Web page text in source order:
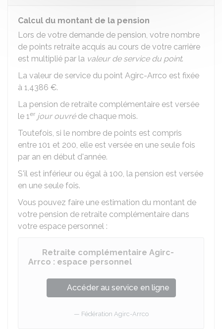
Calcul du montant de la pension
Lors de votre demande de pension, votre nombre
de points retraite acquis au cours de votre carrière
est multiplié par la valeur de service du point.
La valeur de service du point Agirc-Arrco est fixée
à 1,4386 €.
La pension de retraite complémentaire est versée
le 1er jour ouvréde chaque mois.
Toutefois, si le nombre de points est compris
entre 101 et 200, elle est versée en une seule fois
par an en début d'année.
S'il est inférieur ou égal à 100, la pension est versée
en une seule fois.
Vous pouvez faire une estimation du montant de
votre pension de retraite complémentaire dans
votre espace personnel :
Retraite complémentaire Agirc-
Arrco : espace personnel
Accéder au service en ligne
Fédération Agirc-Arrco